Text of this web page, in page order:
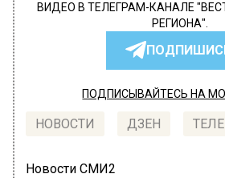
ВИДЕО В ТЕЛЕГРАМ-КАНАЛЕ
РЕГИОНА".
ПОДПИСЫВАЙТЕСЬ НА
НОВОСТИ ДЗЕН
Новости СМИ2